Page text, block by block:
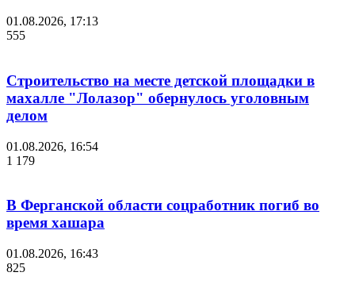
01.08.2026, 17:13
555
Строительство на месте детской площадки в
махалле "Лолазор" обернулось уголовным
делом
01.08.2026, 16:54
1 179
В Ферганской области соцработник погиб во
время хашара
01.08.2026, 16:43
825